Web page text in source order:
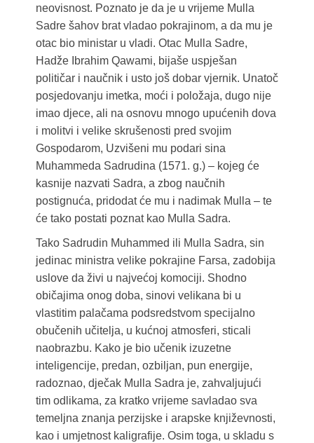
neovisnost. Poznato je da je u vrijeme Mulla
Sadre šahov brat vladao pokrajinom, a da mu je
otac bio ministar u vladi. Otac Mulla Sadre,
Hadže Ibrahim Qawami, bijaše uspješan
političar i naučnik i usto još dobar vjernik. Unatoč
posjedovanju imetka, moći i položaja, dugo nije
imao djece, ali na osnovu mnogo upućenih dova
i molitvi i velike skrušenosti pred svojim
Gospodarom, Uzvišeni mu podari sina
Muhammeda Sadrudina (1571. g.) – kojeg će
kasnije nazvati Sadra, a zbog naučnih
postignuća, pridodat će mu i nadimak Mulla – te
će tako postati poznat kao Mulla Sadra.
Tako Sadrudin Muhammed ili Mulla Sadra, sin
jedinac ministra velike pokrajine Farsa, zadobija
uslove da živi u najvećoj komociji. Shodno
običajima onog doba, sinovi velikana bi u
vlastitim palačama podsredstvom specijalno
obučenih učitelja, u kućnoj atmosferi, sticali
naobrazbu. Kako je bio učenik izuzetne
inteligencije, predan, ozbiljan, pun energije,
radoznao, dječak Mulla Sadra je, zahvaljujući
tim odlikama, za kratko vrijeme savladao sva
temeljna znanja perzijske i arapske književnosti,
kao i umjetnost kaligrafije. Osim toga, u skladu s